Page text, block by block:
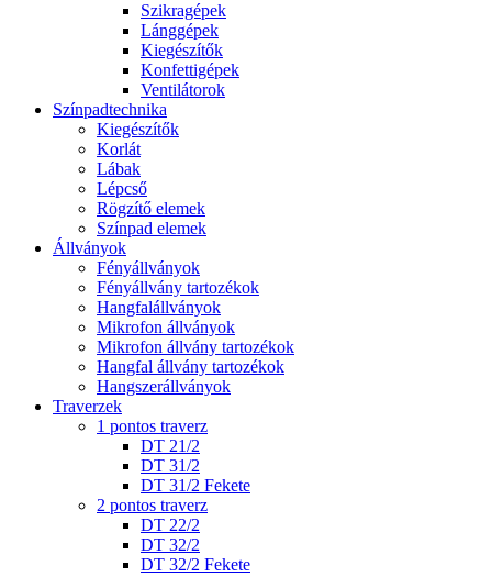
Szikragépek
Lánggépek
Kiegészítők
Konfettigépek
Ventilátorok
Színpadtechnika
Kiegészítők
Korlát
Lábak
Lépcső
Rögzítő elemek
Színpad elemek
Állványok
Fényállványok
Fényállvány tartozékok
Hangfalállványok
Mikrofon állványok
Mikrofon állvány tartozékok
Hangfal állvány tartozékok
Hangszerállványok
Traverzek
1 pontos traverz
DT 21/2
DT 31/2
DT 31/2 Fekete
2 pontos traverz
DT 22/2
DT 32/2
DT 32/2 Fekete